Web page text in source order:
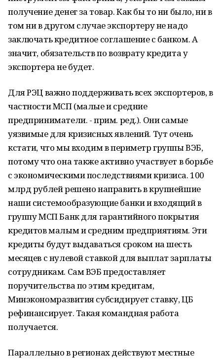
получение денег за товар. Как бы то ни было, ни в
том ни в другом случае экспортеру не надо
заключать кредитное соглашение с банком. А
значит, обязательств по возврату кредита у
экспортера не будет.
Для РЭЦ важно поддерживать всех экспортеров, в
частности МСП (малые и средние
предприниматели. - прим. ред.). Они самые
уязвимые для кризисных явлений. Тут очень
кстати, что мы входим в периметр группы ВЭБ,
потому что она также активно участвует в борьбе
с экономическими последствиями кризиса. 100
млрд рублей решено направить в крупнейшие
наши системообразующие банки и входящий в
группу МСП Банк для гарантийного покрытия
кредитов малым и средним предприятиям. Эти
кредиты будут выдаваться сроком на шесть
месяцев с нулевой ставкой для выплат зарплаты
сотрудникам. Сам ВЭБ предоставляет
поручительства по этим кредитам,
Минэкономразвития субсидирует ставку, ЦБ
рефинансирует. Такая командная работа
получается.
Параллельно в регионах действуют местные